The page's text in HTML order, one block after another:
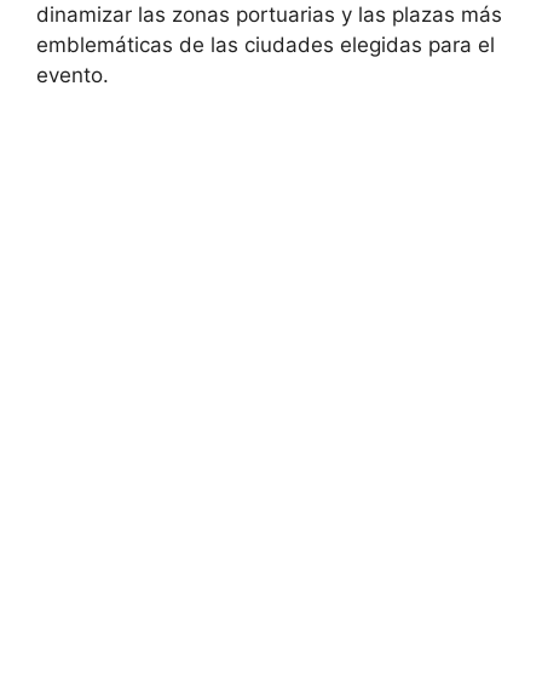
dinamizar las zonas portuarias y las plazas más
emblemáticas de las ciudades elegidas para el
evento.